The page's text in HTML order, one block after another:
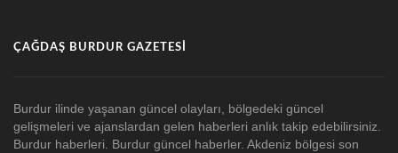
ÇAĞDAŞ BURDUR GAZETESI
Burdur ilinde yaşanan güncel olayları, bölgedeki güncel
gelişmeleri ve ajanslardan gelen haberleri anlık takip edebilirsiniz.
Burdur haberleri. Burdur güncel haberler. Akdeniz bölgesi son